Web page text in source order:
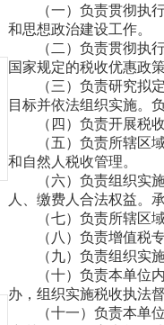
（一）负责贯彻执
和思想政治建设工作。
（二）负责贯彻执
国家规定的税收优惠政策
（三）负责研究拟
目标并依法组织实施。
（四）负责开展税
（五）负责所辖区
和自然人税收管理。
（六）负责组织实
人、缴费人合法权益。
（七）负责所辖区
（八）负责增值税
（九）负责组织实
（十）负责本单位
办，组织实施税收执法督
（十一）负责本单